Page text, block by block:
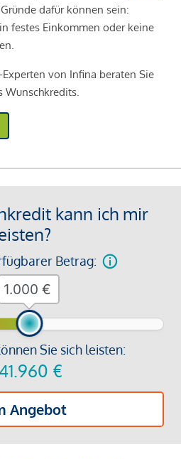
dafür können sein:
festes Einkommen oder keine
von Infina beraten Sie
Wunschkredits.
kann ich mir
Betrag:
Sie sich leisten:
€
Angebot
€